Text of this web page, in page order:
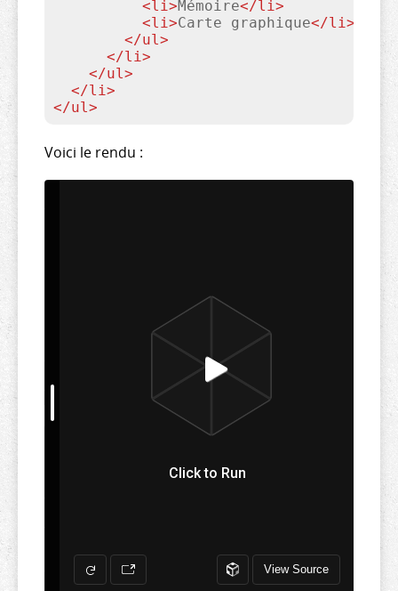
<li >Mémoire</li >
<li >Carte graphique</li >
</ul >
</li >
</ul >
</li >
</ul >
Voici le rendu :